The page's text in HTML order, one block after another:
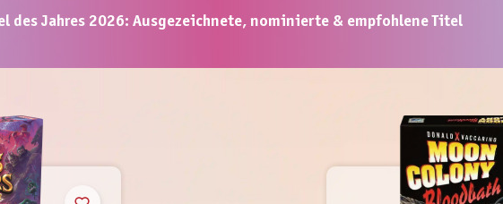
des Jahres 2026: Ausgezeichnete, nominierte & empfohlene Titel